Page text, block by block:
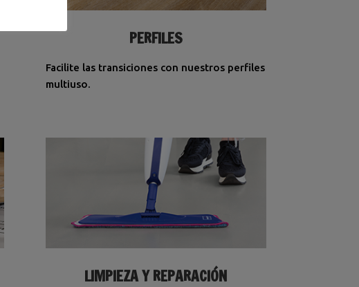
PERFILES
Facilite las transiciones con nuestros perfiles
multiuso.
LIMPIEZA Y REPARACIÓN